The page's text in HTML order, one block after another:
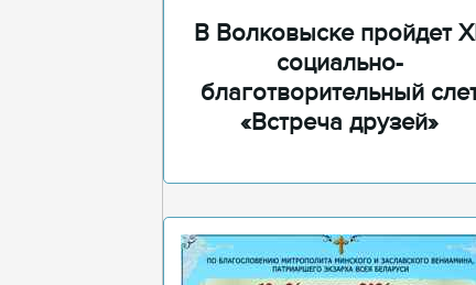
В Волковыске пройдет
социально-
благотворительный
«Встреча друзей»